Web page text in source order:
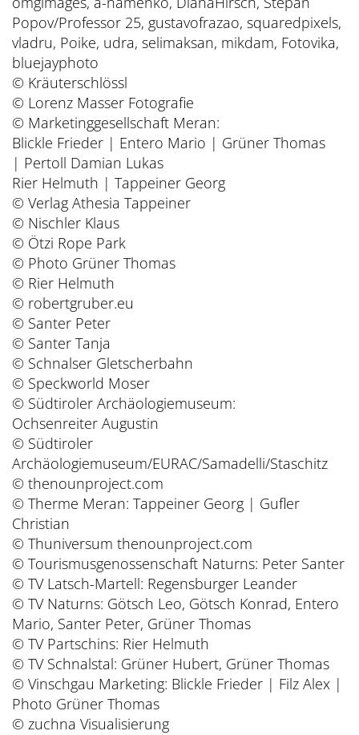
Popov/Professor 25, gustavofrazao, squaredpixels,
vladru, Poike, udra, selimaksan, mikdam, Fotovika,
bluejayphoto
© Kräuterschlössl
© Lorenz Masser Fotografie
© Marketinggesellschaft Meran:
Blickle Frieder | Entero Mario | Grüner Thomas
| Pertoll Damian Lukas
Rier Helmuth | Tappeiner Georg
© Verlag Athesia Tappeiner
© Nischler Klaus
© Ötzi Rope Park
© Photo Grüner Thomas
© Rier Helmuth
© robertgruber.eu
© Santer Peter
© Santer Tanja
© Schnalser Gletscherbahn
© Speckworld Moser
© Südtiroler Archäologiemuseum:
Ochsenreiter Augustin
© Südtiroler
Archäologiemuseum/EURAC/Samadelli/Staschitz
© thenounproject.com
© Therme Meran: Tappeiner Georg | Gufler
Christian
© Thuniversum thenounproject.com
© Tourismusgenossenschaft Naturns: Peter Santer
© TV Latsch-Martell: Regensburger Leander
© TV Naturns: Götsch Leo, Götsch Konrad, Entero
Mario, Santer Peter, Grüner Thomas
© TV Partschins: Rier Helmuth
© TV Schnalstal: Grüner Hubert, Grüner Thomas
© Vinschgau Marketing: Blickle Frieder | Filz Alex |
Photo Grüner Thomas
© zuchna Visualisierung